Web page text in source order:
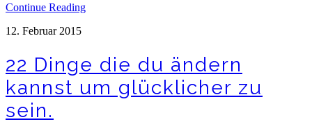
Continue Reading
12. Februar 2015
22 Dinge die du ändern
kannst um glücklicher zu
sein.